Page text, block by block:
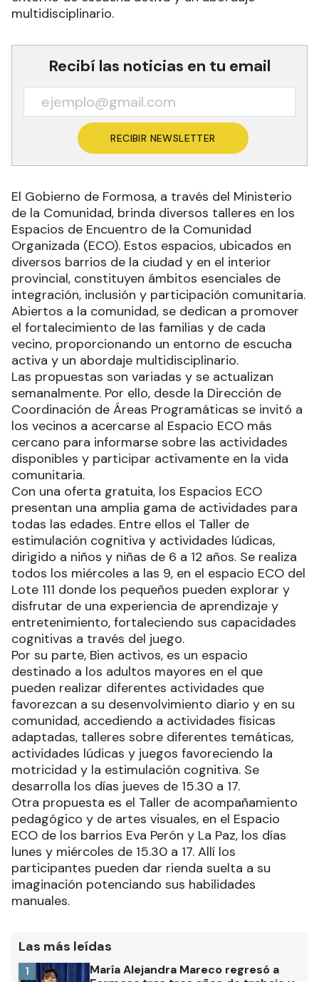
multidisciplinario.
Recibí las noticias en tu email
RECIBIR NEWSLETTER
El Gobierno de Formosa, a través del Ministerio
de la Comunidad, brinda diversos talleres en los
Espacios de Encuentro de la Comunidad
Organizada (ECO). Estos espacios, ubicados en
diversos barrios de la ciudad y en el interior
provincial, constituyen ámbitos esenciales de
integración, inclusión y participación comunitaria.
Abiertos a la comunidad, se dedican a promover
el fortalecimiento de las familias y de cada
vecino, proporcionando un entorno de escucha
activa y un abordaje multidisciplinario.
Las propuestas son variadas y se actualizan
semanalmente. Por ello, desde la Dirección de
Coordinación de Áreas Programáticas se invitó a
los vecinos a acercarse al Espacio ECO más
cercano para informarse sobre las actividades
disponibles y participar activamente en la vida
comunitaria.
Con una oferta gratuita, los Espacios ECO
presentan una amplia gama de actividades para
todas las edades. Entre ellos el Taller de
estimulación cognitiva y actividades lúdicas,
dirigido a niños y niñas de 6 a 12 años. Se realiza
todos los miércoles a las 9, en el espacio ECO del
Lote 111 donde los pequeños pueden explorar y
disfrutar de una experiencia de aprendizaje y
entretenimiento, fortaleciendo sus capacidades
cognitivas a través del juego.
Por su parte, Bien activos, es un espacio
destinado a los adultos mayores en el que
pueden realizar diferentes actividades que
favorezcan a su desenvolvimiento diario y en su
comunidad, accediendo a actividades físicas
adaptadas, talleres sobre diferentes temáticas,
actividades lúdicas y juegos favoreciendo la
motricidad y la estimulación cognitiva. Se
desarrolla los días jueves de 15.30 a 17.
Otra propuesta es el Taller de acompañamiento
pedagógico y de artes visuales, en el Espacio
ECO de los barrios Eva Perón y La Paz, los días
lunes y miércoles de 15.30 a 17. Allí los
participantes pueden dar rienda suelta a su
imaginación potenciando sus habilidades
manuales.
Las más leídas
María Alejandra Mareco regresó a
1